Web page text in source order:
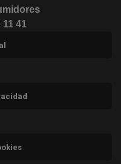
11 41